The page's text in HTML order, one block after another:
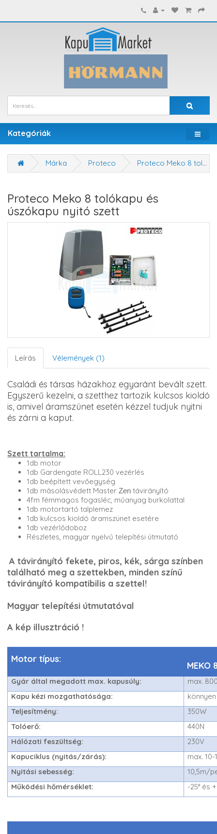
Kategóriák
Márka Proteco Proteco Meko 8 tolókapu és úszókapu nyitó szett
Proteco Meko 8 tolókapu és
úszókapu nyitó szett
Leírás Vélemények (1)
Családi és társas házakhoz egyaránt bevált szett.
Egyszerű kezelni, a szetthez tartozik kulcsos kioldó
is, amivel áramszünet esetén kézzel tudjuk nyitni
és zárni a kaput.
Szett tartalma:
1db motor
1db Gardengate ROLL230 vezérlés
1db beépített vevőegység
1db másolásvédett Master Zen távirányító
4fm fémmagos fogasléc, műanyag burkolattal
1db motortartó talplemez
1db kulcsos kioldó áramszünet esetére
1db vezérlődoboz
Részletes, magyar nyelvű telepítési útmutató
A távirányító fekete, piros, kék, sárga színben
található meg a szettekben, minden színű
távirányító kompatibilis a szettel!
Magyar telepítési útmutatóval
A kép illusztráció !
Motor típus:
MEKO
Gyár által megadott max. kapusúly:
max.
Kapu kézi mozgathatósága:
Teljesítmény:
350W
Tolóerő:
440N
Hálózati feszültség:
230V
Kapuciklus (nyitás/zárás):
max.
Nyitási sebesség:
10,5m/
Működési hőmérséklet:
-25° és